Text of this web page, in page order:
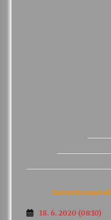
Anonym napsal:
18. 6. 2020 (08:10)